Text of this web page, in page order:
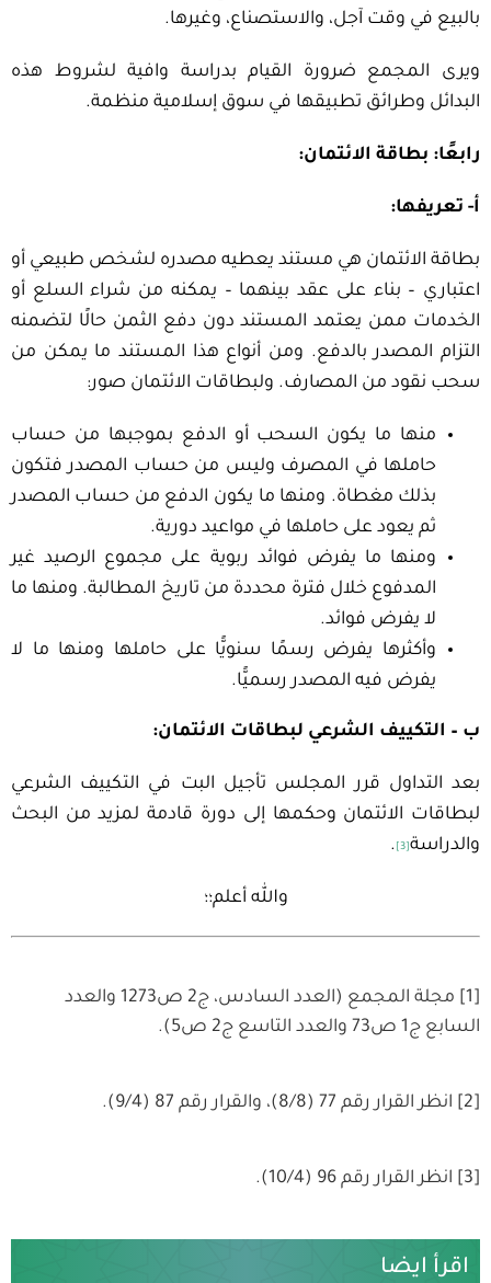
بالبيع في وقت آجل، والاستصناع، وغيرها.
ويرى المجمع ضرورة القيام بدراسة وافية لشروط هذه
البدائل وطرائق تطبيقها في سوق إسلامية منظمة.
رابعًا: بطاقة الائتمان:
أ- تعريفها:
بطاقة الائتمان هي مستند يعطيه مصدره لشخص طبيعي أو
اعتباري – بناء على عقد بينهما – يمكنه من شراء السلع أو
الخدمات ممن يعتمد المستند دون دفع الثمن حالًا لتضمنه
التزام المصدر بالدفع. ومن أنواع هذا المستند ما يمكن من
سحب نقود من المصارف. ولبطاقات الائتمان صور:
منها ما يكون السحب أو الدفع بموجبها من حساب
حاملها في المصرف وليس من حساب المصدر فتكون
بذلك مغطاة. ومنها ما يكون الدفع من حساب المصدر
ثم يعود على حاملها في مواعيد دورية.
ومنها ما يفرض فوائد ربوية على مجموع الرصيد غير
المدفوع خلال فترة محددة من تاريخ المطالبة. ومنها ما
لا يفرض فوائد.
وأكثرها يفرض رسمًا سنويًّا على حاملها ومنها ما لا
يفرض فيه المصدر رسميًّا.
ب – التكييف الشرعي لبطاقات الائتمان:
بعد التداول قرر المجلس تأجيل البت في التكييف الشرعي
لبطاقات الائتمان وحكمها إلى دورة قادمة لمزيد من البحث
والدراسة[3]
.
والله أعلم؛؛
[1] مجلة المجمع (العدد السادس، ج2 ص1273 والعدد
السابع ج1 ص73 والعدد التاسع ج2 ص5).
[2] انظر القرار رقم 77 (8/8)، والقرار رقم 87 (9/4).
اقرأ ايضا